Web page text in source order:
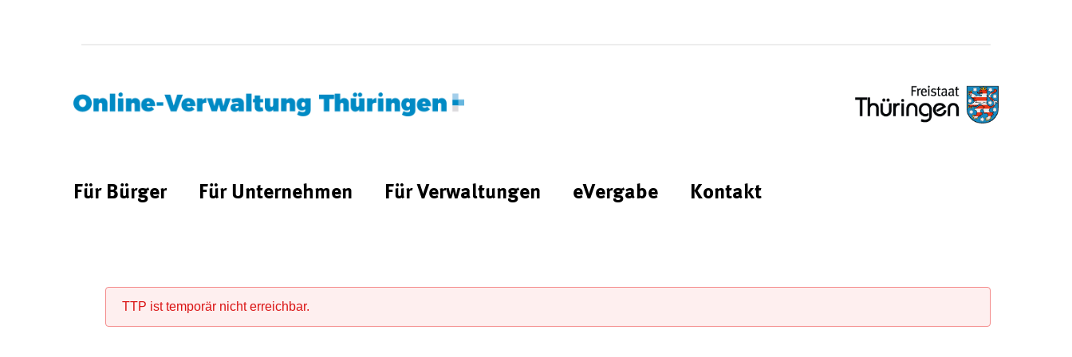
Für Bürger Für Unternehmen Für Verwaltungen eVergabe Kontakt
TTP ist temporär nicht erreichbar.